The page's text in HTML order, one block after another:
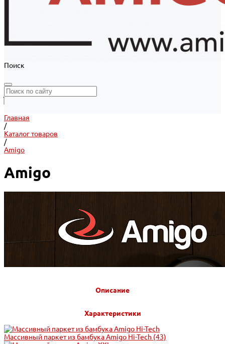
Поиск
Главная
/
Каталог товаров
/
Amigo
Amigo
Описание
Характеристики
Массивный паркет из бамбука Amigo Hi-Tech (43)